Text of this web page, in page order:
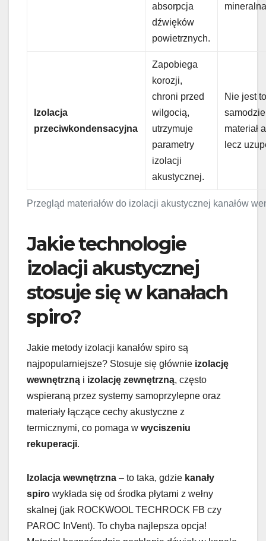
Przegląd materiałów do izolacji akustycznej kanałów
absorpcja
dźwięków
powietrznych.
Izolacja
przeciwkondensacyjna
Zapobiega
korozji,
chroni przed
wilgocią,
utrzymuje
parametry
izolacji
akustycznej.
Nie jest
materiał
lecz
Jakie technologie
izolacji akustycznej
stosuje się w kanałach
spiro?
Jakie metody izolacji kanałów spiro są
najpopularniejsze? Stosuje się głównie izolację
wewnętrzną i izolację zewnętrzną, często
wspieraną przez systemy samoprzylepne oraz
materiały łączące cechy akustyczne z
termicznymi, co pomaga w wyciszeniu
rekuperacji.
Izolacja wewnętrzna – to taka, gdzie kanały
spiro wykłada się od środka płytami z wełny
skalnej (jak ROCKWOOL TECHROCK FB czy
PAROC InVent). To chyba najlepsza opcja!